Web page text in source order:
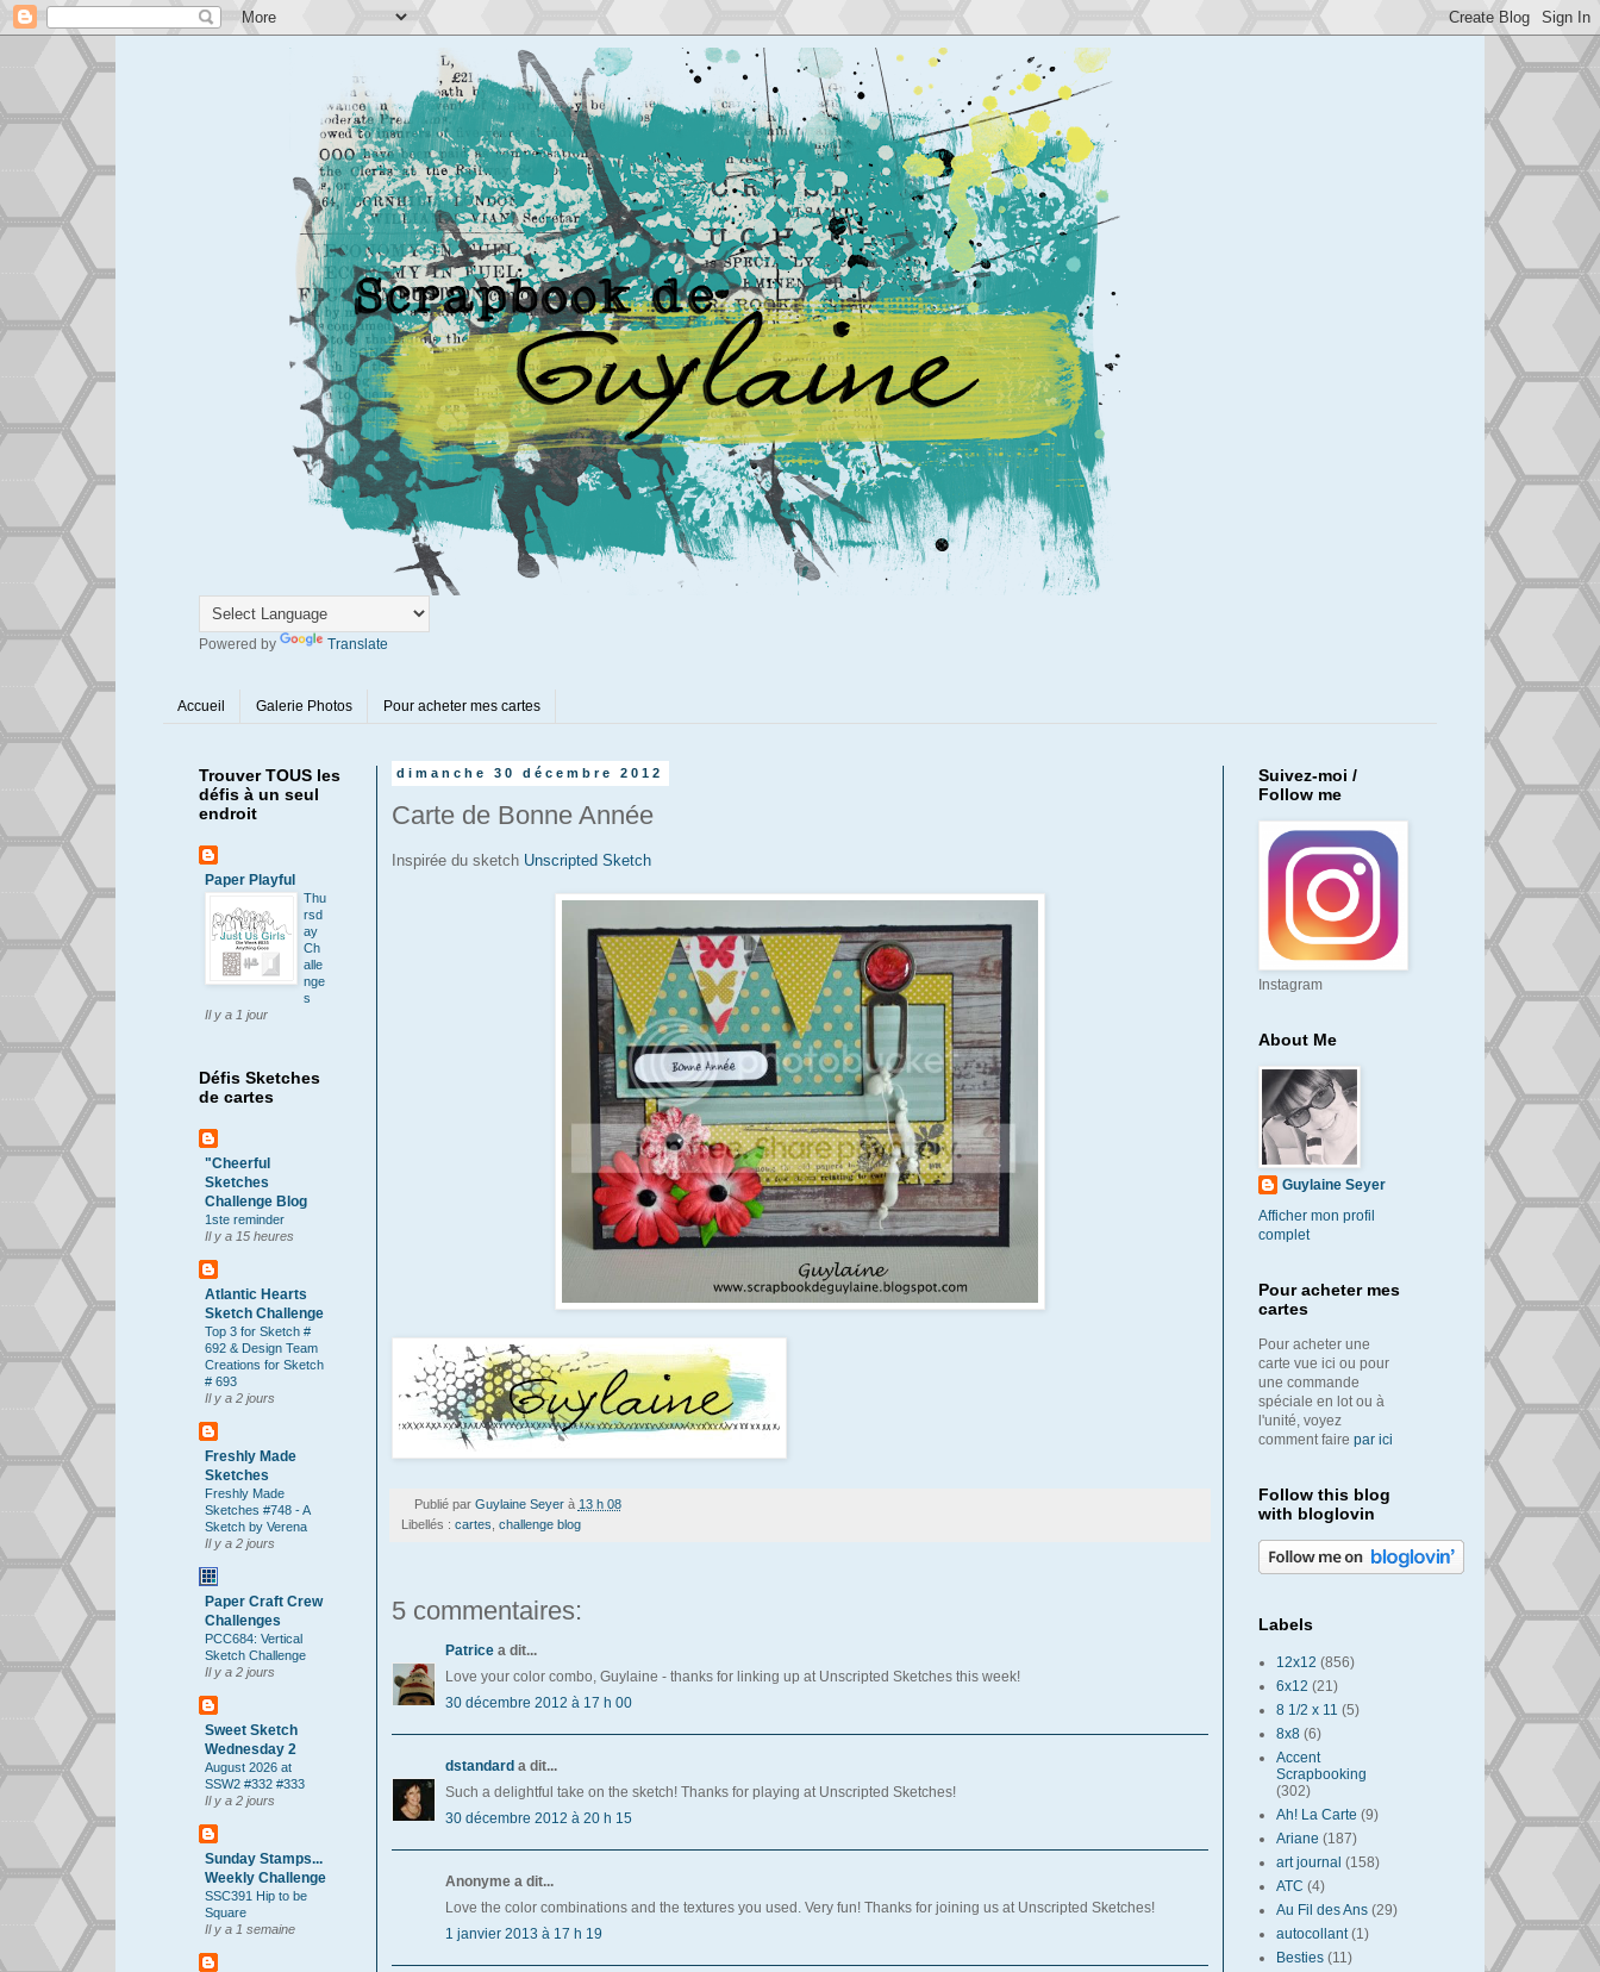
Powered by Translate
Accueil Galerie Photos Pour acheter mes cartes
dimanche 30 décembre 2012
Carte de Bonne Année
Inspirée du sketch Unscripted Sketch
Publié par Guylaine Seyer à 13 h 08
Libellés : cartes challenge blog
5 commentaires:
Patrice a dit...
Love your color combo, Guylaine - thanks for linking up at Unscripted Sketches this week!
30 décembre 2012 à 17 h 00
dstandard a dit...
Such a delightful take on the sketch! Thanks for playing at Unscripted Sketches!
30 décembre 2012 à 20 h 15
Anonyme a dit...
Love the color combinations and the textures you used. Very fun! Thanks for joining us at Unscripted Sketches!
1 janvier 2013 à 17 h 19
Trouver TOUS les
défis à un seul
endroit
Paper Playful
Thu
rsd
ay
Ch
alle
nge
s
Il y a 1 jour
Défis Sketches
de cartes
"Cheerful
Sketches
Challenge Blog
1ste reminder
Il y a 15 heures
Atlantic Hearts
Sketch Challenge
Top 3 for Sketch #
692 & Design Team
Creations for Sketch
# 693
Il y a 2 jours
Freshly Made
Sketches
Freshly Made
Sketches #748 - A
Sketch by Verena
Il y a 2 jours
Paper Craft Crew
Challenges
PCC684: Vertical
Sketch Challenge
Il y a 2 jours
Sweet Sketch
Wednesday 2
August 2026 at
SSW2 #332 #333
Il y a 2 jours
Sunday Stamps...
Weekly Challenge
SSC391 Hip to be
Square
Il y a 1 semaine
Suivez-moi /
Follow me
Instagram
About Me
Guylaine Seyer
Afficher mon profil
complet
Pour acheter mes
cartes
Pour acheter une
carte vue ici ou pour
une commande
spéciale en lot ou à
l'unité, voyez
comment faire par ici
Follow this blog
with bloglovin
Labels
12x12 (856)
6x12 (21)
8 1/2 x 11 (5)
8x8 (6)
Accent
Scrapbooking
(302)
Ah! La Carte (9)
Ariane (187)
art journal (158)
ATC (4)
Au Fil des Ans (29)
autocollant (1)
Besties (11)